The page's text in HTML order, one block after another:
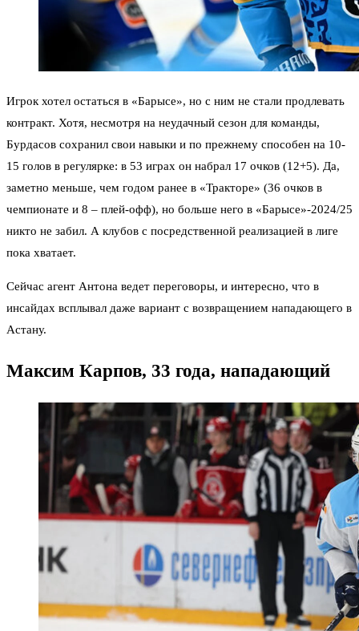
Игрок хотел остаться в «Барысе», но с ним не стали продлевать
контракт. Хотя, несмотря на неудачный сезон для команды,
Бурдасов сохранил свои навыки и по прежнему способен на 10-
15 голов в регулярке: в 53 играх он набрал 17 очков (12+5). Да,
заметно меньше, чем годом ранее в «Тракторе» (36 очков в
чемпионате и 8 – плей-офф), но больше него в «Барысе»-2024/25
никто не забил. А клубов с посредственной реализацией в лиге
пока хватает.
Сейчас агент Антона ведет переговоры, и интересно, что в
инсайдах всплывал даже вариант с возвращением нападающего в
Астану.
Максим Карпов, 33 года, нападающий